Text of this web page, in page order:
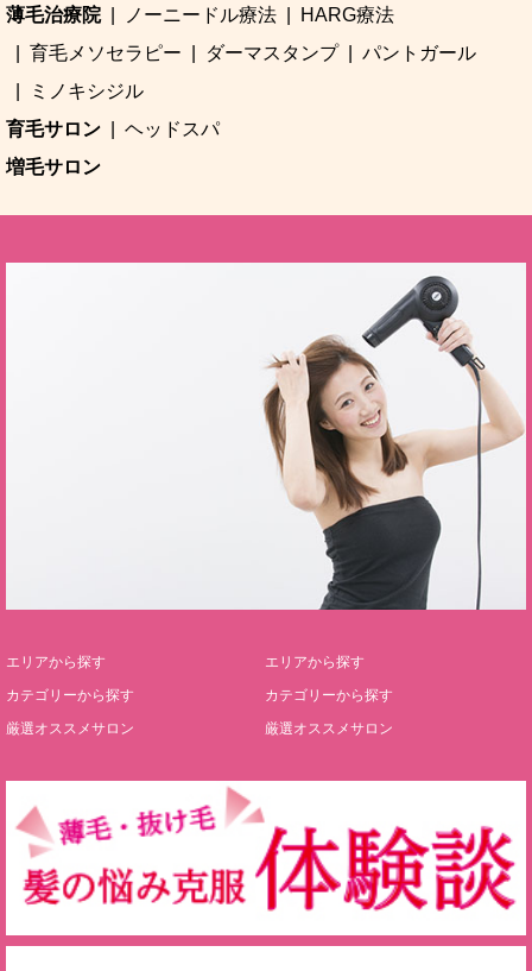
薄毛治療院
ノーニードル療法
HARG療法
育毛メソセラピー
ダーマスタンプ
パントガール
ミノキシジル
育毛サロン
ヘッドスパ
増毛サロン
エリアから探す
カテゴリーから探す
厳選オススメサロン
エリアから探す
カテゴリーから探す
厳選オススメサロン